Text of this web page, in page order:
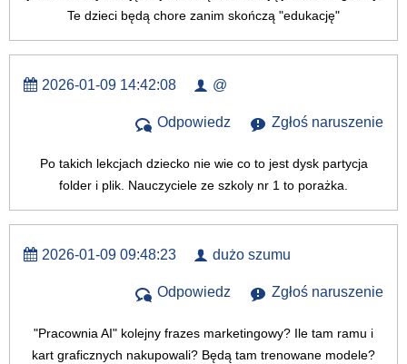
Te dzieci będą chore zanim skończą "edukację"
2026-01-09 14:42:08 @
Odpowiedz Zgłoś naruszenie
Po takich lekcjach dziecko nie wie co to jest dysk partycja
folder i plik. Nauczyciele ze szkoly nr 1 to porażka.
2026-01-09 09:48:23 dużo szumu
Odpowiedz Zgłoś naruszenie
"Pracownia AI" kolejny frazes marketingowy? Ile tam ramu i
kart graficznych nakupowali? Będą tam trenowane modele?